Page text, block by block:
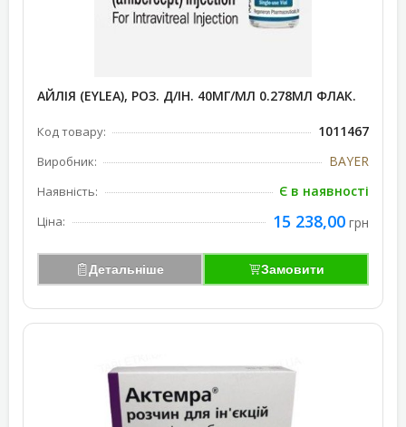
АЙЛІЯ (EYLEA), РОЗ. Д/ІН. 40МГ/МЛ 0.278МЛ ФЛАК.
Код товару: 1011467
Виробник: BAYER
Наявність: Є в наявності
Ціна: 15 238,00 грн
Детальніше Замовити